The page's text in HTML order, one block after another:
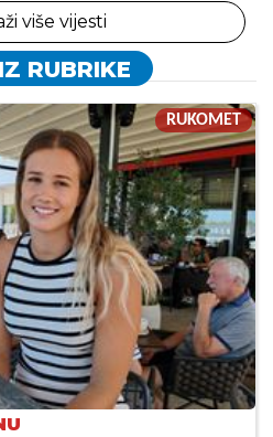
više vijesti
RUBRIKE
RUKOMET